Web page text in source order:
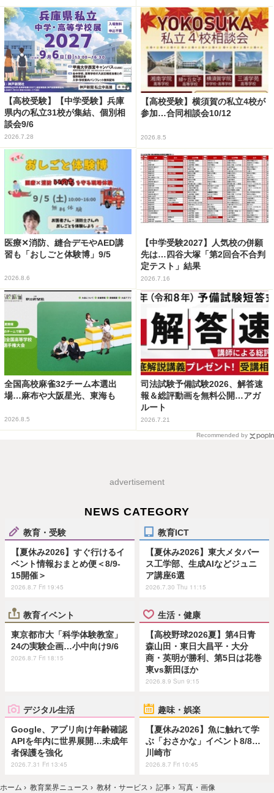
【高校受験】【中学受験】兵庫
県内の私立31校が集結、個別相
談会9/6
2026.7.28
【高校受験】横須賀の私立4校が
参加…合同相談会10/12
2026.8.5
医療✕消防、縫合デモやAED講
習も「おしごと体験博」9/5
2026.8.6
【中学受験2027】人気校の併願
先は…四谷大塚「第2回合不合判
定テスト」結果
2026.7.16
全国高校麻雀32チーム本選出
場…麻布や大阪星光、東海も
2026.8.5
司法試験予備試験2026、解答速
報＆総評動画を無料公開…アガ
ルート
2026.7.21
Recommended by
advertisement
NEWS CATEGORY
教育・受験
【夏休み2026】すぐ行けるイ
ベント情報おまとめ便＜8/9-
15開催＞
2026.8.7 Fri 19:45
教育ICT
【夏休み2026】東大メタバー
ス工学部、生成AIなどジュニ
ア講座6選
2026.7.30 Thu 11:15
教育イベント
東京都市大「科学体験教室」
24の実験企画…小中向け9/6
2026.8.7 Fri 18:15
生活・健康
【高校野球2026夏】第4日青
森山田・東日大昌平・大分
商・英明が勝利、第5日は花巻
東vs新田ほか
2026.8.9 Sun 9:15
デジタル生活
Google、アプリ向け年齢確認
APIを年内に世界展開…未成年
者保護を強化
2026.7.31 Fri 13:45
趣味・娯楽
【夏休み2026】魚に触れて学
ぶ「おさかな」イベント8/8…
川崎市
2026.8.7 Fri 10:45
ホーム › 教育業界ニュース › 教材・サービス › 記事 › 写真・画像